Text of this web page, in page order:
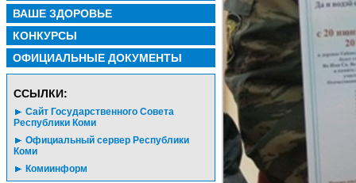
ВАШЕ ЗДОРОВЬЕ
КОНКУРСЫ
ОФИЦИАЛЬНЫЕ ДОКУМЕНТЫ
CСЫЛКИ:
Сайт Государственного Совета
Республики Коми
Официальный сервер Республики
Коми
Комиинформ